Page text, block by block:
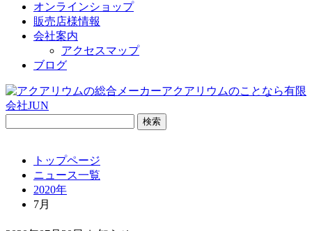
オンラインショップ
販売店様情報
会社案内
アクセスマップ
ブログ
トップページ
ニュース一覧
2020年
7月